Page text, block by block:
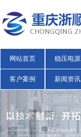
网站首页 稳压电源
客户案例 新闻资讯